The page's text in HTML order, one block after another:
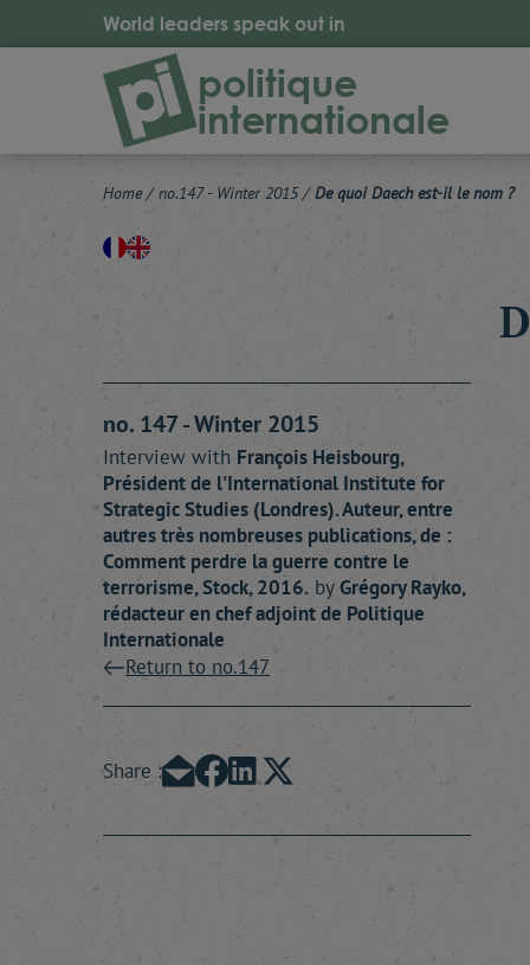
World leaders speak out in
politique
internationale
Home / no.147 - Winter 2015/ De quoi Daech est-il le nom ?
no. 147 - Winter 2015
Interview with François Heisbourg,
Président de l'International Institute for
Strategic Studies (Londres). Auteur, entre
autres très nombreuses publications, de :
Comment perdre la guerre contre le
terrorisme, Stock, 2016. byGrégoryRayko,
rédacteur en chef adjoint de Politique
Internationale
Return to no.147
Share :